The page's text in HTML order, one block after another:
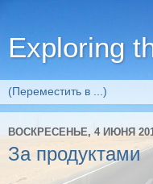
Exploring
ВОСКРЕСЕНЬЕ, 4 ИЮНЯ
За продуктами